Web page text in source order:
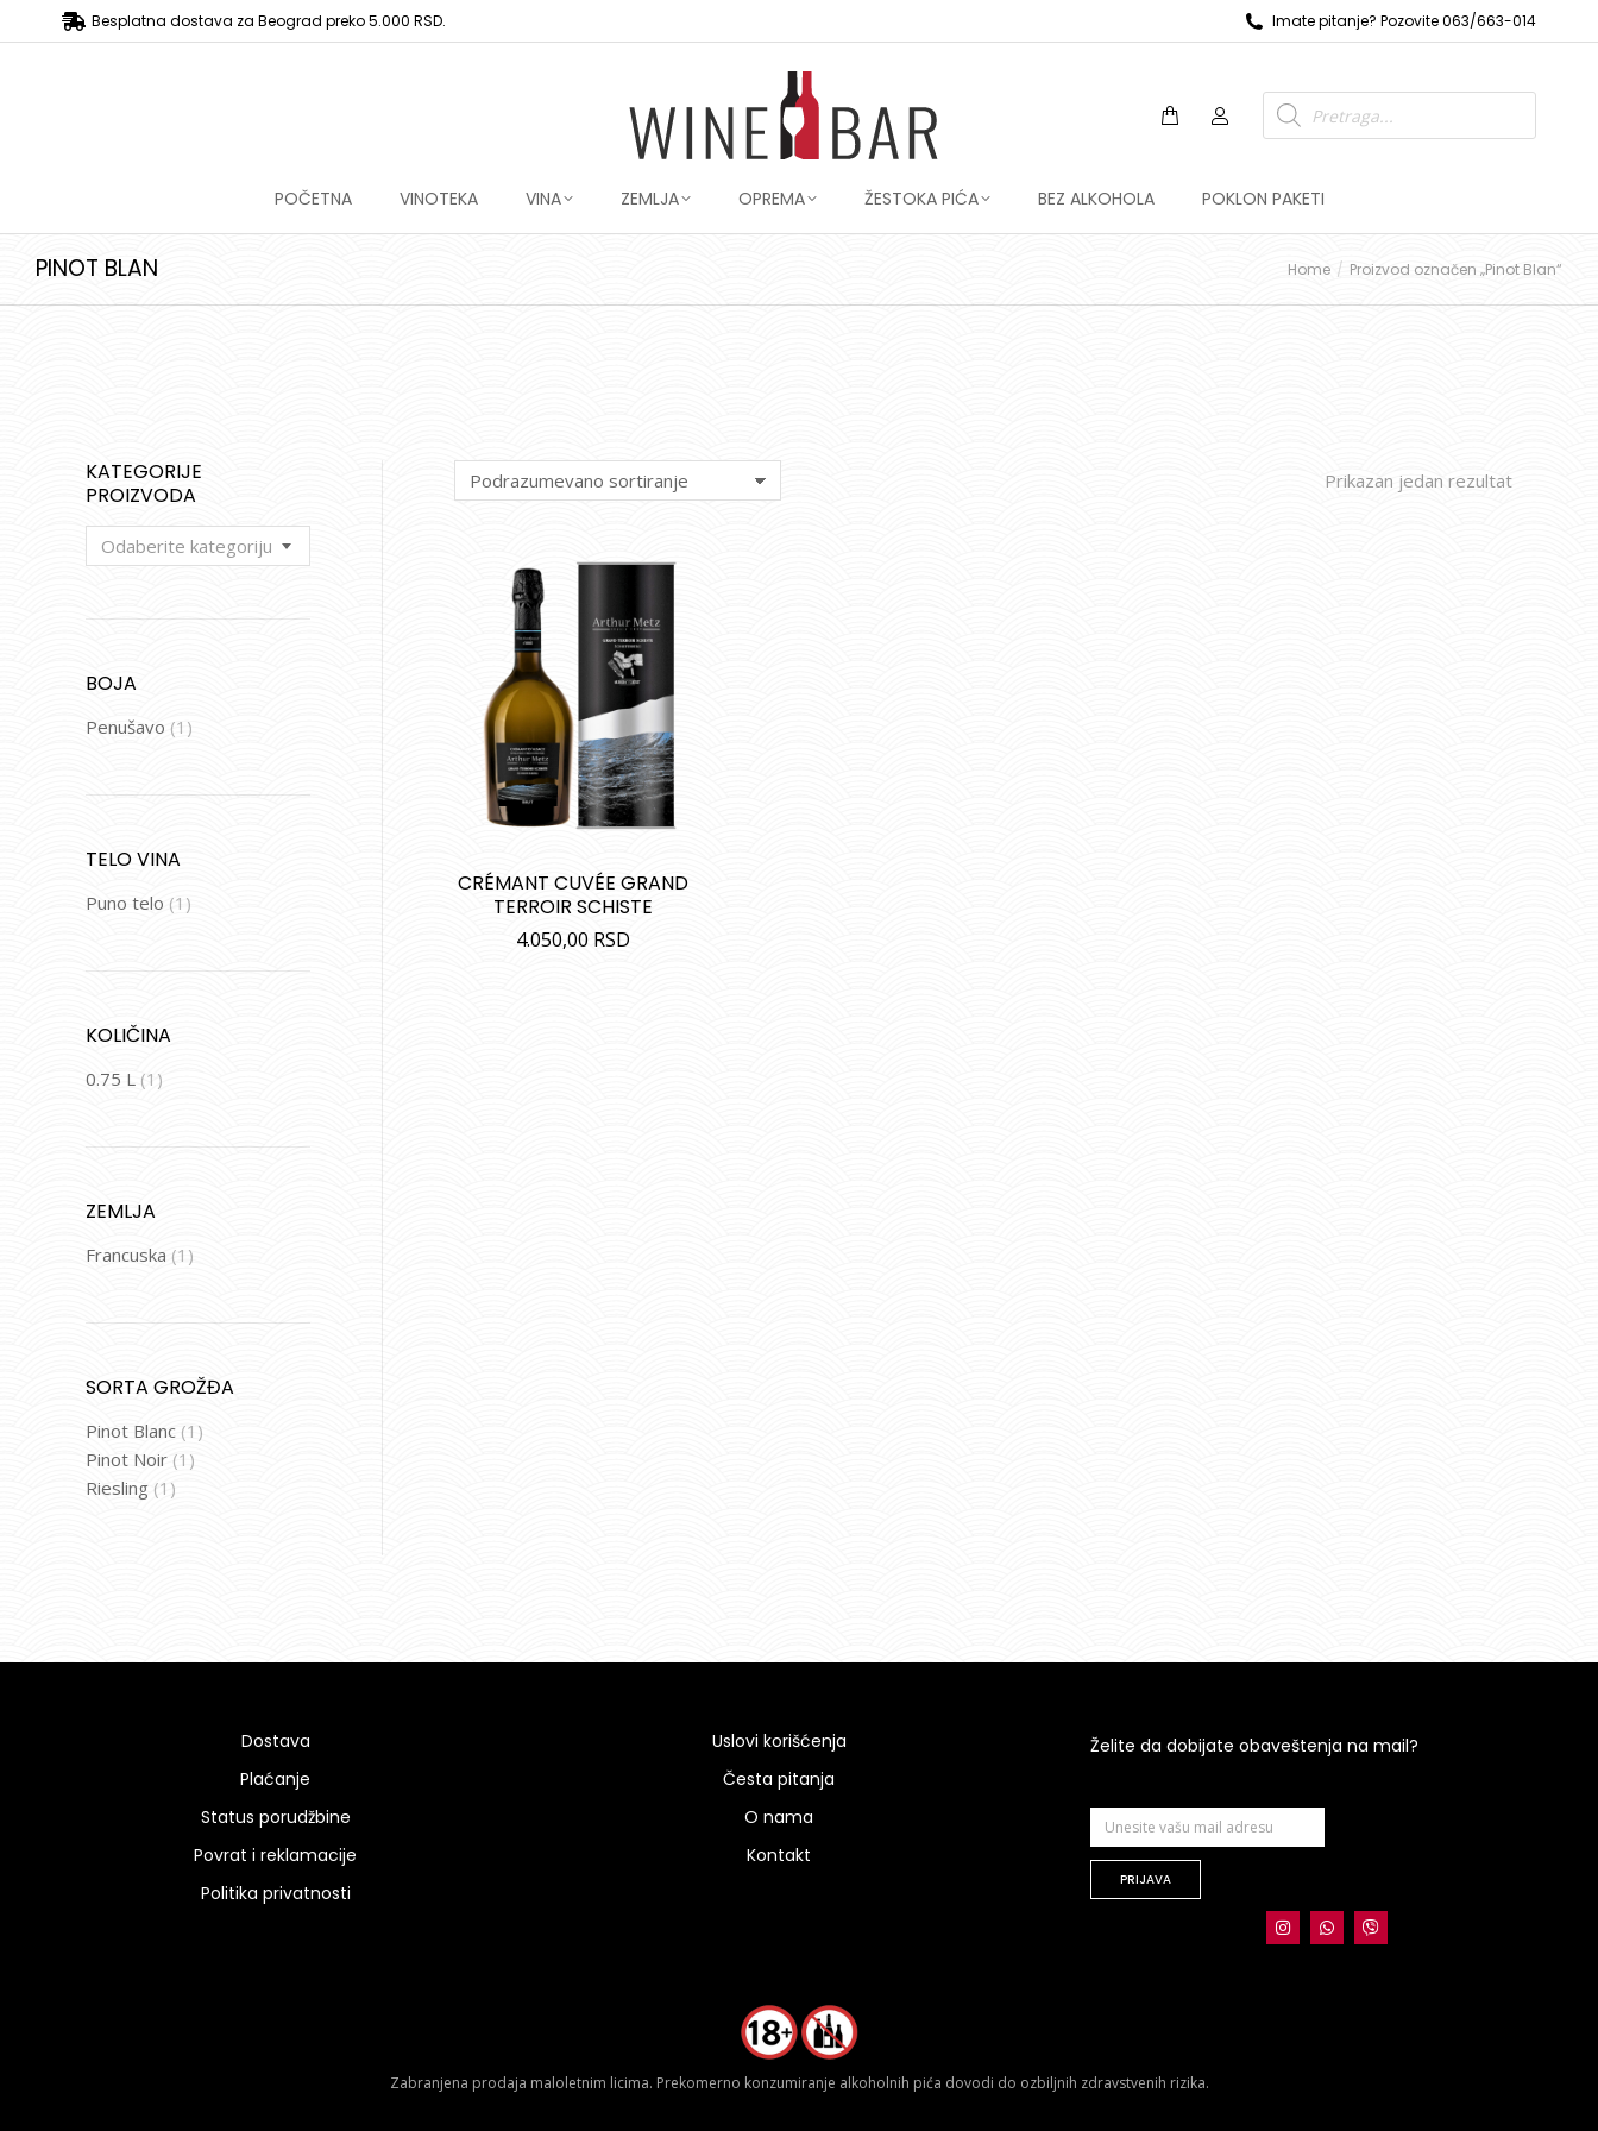
Besplatna dostava za Beograd preko 5.000 RSD. Imate pitanje? Pozovite 063/663-014
POČETNA VINOTEKA VINA ZEMLJA OPREMA ŽESTOKA PIĆA BEZ ALKOHOLA POKLON PAKETI
PINOT BLAN Home Proizvod označen „Pinot Blan“
Prikazan jedan rezultat
CRÉMANT CUVÉE GRAND
TERROIR SCHISTE
4.050,00 RSD
KATEGORIJE
PROIZVODA
Odaberite kategoriju
BOJA
Penušavo (1)
TELO VINA
Puno telo (1)
KOLIČINA
0.75 L (1)
ZEMLJA
Francuska (1)
SORTA GROŽĐA
Pinot Blanc (1)
Pinot Noir (1)
Riesling (1)
Dostava
Plaćanje
Status porudžbine
Povrat i reklamacije
Politika privatnosti
Uslovi korišćenja
Česta pitanja
O nama
Kontakt
Želite da dobijate obaveštenja na mail?
PRIJAVA
Zabranjena prodaja maloletnim licima. Prekomerno konzumiranje alkoholnih pića dovodi do ozbiljnih zdravstvenih rizika.